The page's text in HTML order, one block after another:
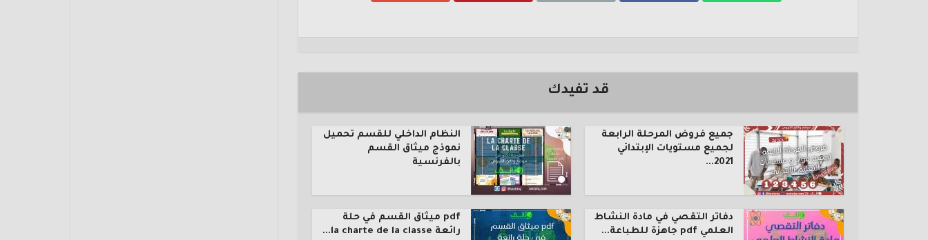
قد تفيدك
جميع فروض المرحلة الرابعة
لجميع مستويات الإبتدائي
2021...
النظام الداخلي للقسم تحميل
نموذج ميثاق القسم
بالفرنسية
دفاتر التقصي في مادة النشاط
العلمي pdf جاهزة للطباعة...
pdf ميثاق القسم في حلة
رائعة la charte de la classe...